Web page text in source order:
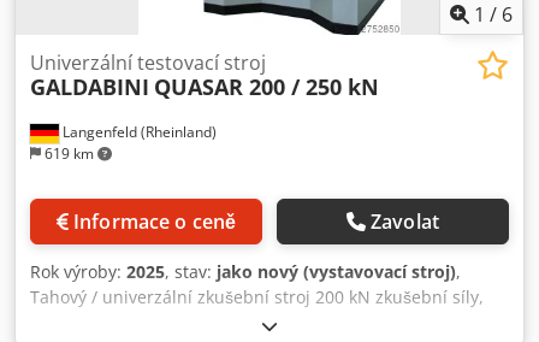
1 / 6
Langenfeld (Rheinland)
619 km
Univerzální testovací stroj
GALDABINI QUASAR 200 / 250 kN
Informace o ceně Zavolat
Rok výroby: 2025, stav: jako nový (vystavovací stroj),
Tahový / univerzální zkušební stroj 200 kN zkušební síly,
vynikající software WINDOWS (volně programovatelné